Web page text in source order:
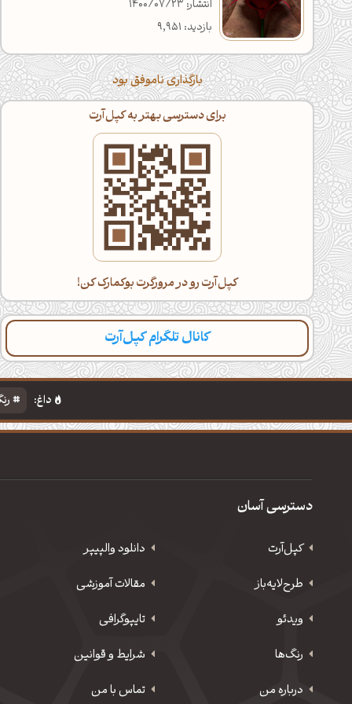
انتشار: 1400/07/23
بازدید: 9,951
بارگذاری ناموفق بود
برای دسترسی بهتر به کپل‌آرت
کپل‌آرت رو در مرورگرت بوکمارک کن!
کانال تلگرام کپل‌آرت
داغ:
دسترسی آسان
کپل‌آرت دانلود‌ والپیپر
طرح‌لایه‌باز
مقالات آموزشی
ویدئو
‌تایپوگرافی
رنگ‌ها
شرایط و قوانین
درباره من
تماس با من